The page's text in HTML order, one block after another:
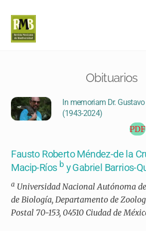
content
Obituarios
In memoriam Dr.
(1943-2024)
PDF
Fausto Roberto Méndez-de la
Macip-Ríos b y Gabriel Barrios-
a Universidad Nacional Autónoma
de Biología, Departamento de
Postal 70-153, 04510 Ciudad de